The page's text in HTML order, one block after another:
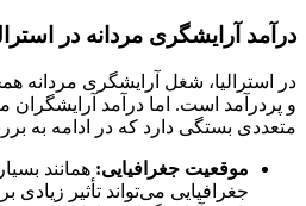
درآمد آرایشگری مردانه در
در استرالیا، شغل آرایشگری مردانه
و پردرآمد است. اما درآمد آرایشگران
متعددی بستگی دارد که در ادامه به
موقعیت جغرافیایی: همانند
جغرافیایی می‌تواند تأثیر زیادی